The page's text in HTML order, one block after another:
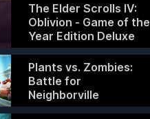
The Elder Scrolls IV:
Oblivion - Game of the
Year Edition Deluxe
Plants vs. Zombies:
Battle for
Neighborville